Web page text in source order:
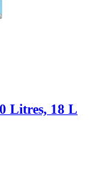
Litres, 18 L